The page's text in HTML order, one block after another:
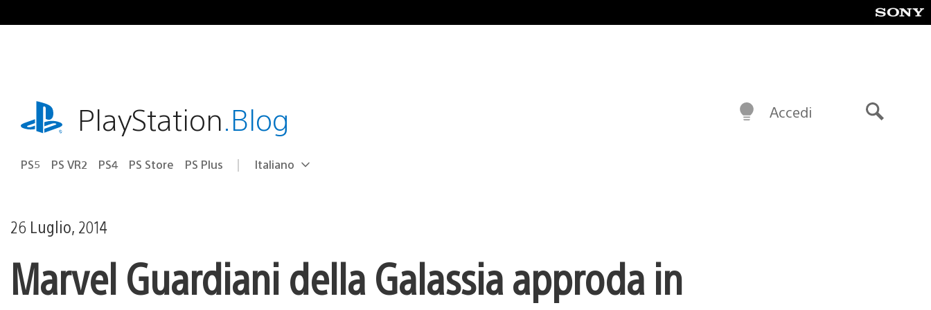
al
playstation.comPlayStation.Blog
PS5 PS VR2 PS4 PS Store PS Plus Seleziona
Regione
Italiano
Accedi
26 Luglio, 2014
Marvel Guardiani della Galassia approda in